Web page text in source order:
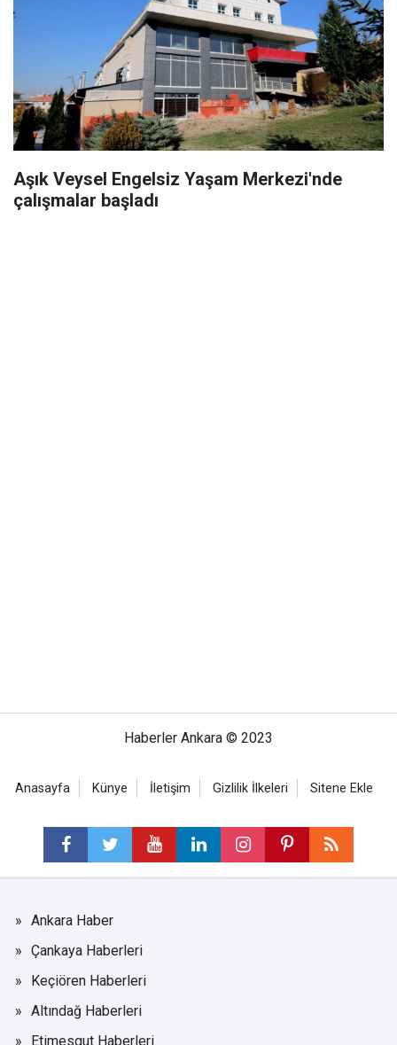
Aşık Veysel Engelsiz Yaşam Merkezi'nde
çalışmalar başladı
Haberler Ankara © 2023
Anasayfa Künye İletişim Gizlilik İlkeleri Sitene Ekle
Ankara Haber
Çankaya Haberleri
Keçiören Haberleri
Altındağ Haberleri
Etimesgut Haberleri